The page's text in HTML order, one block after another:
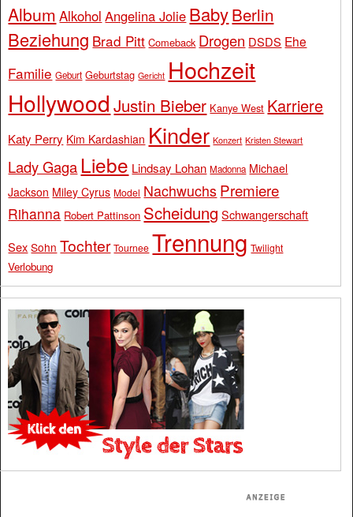
Album Alkohol Angelina Jolie BabyBerlin
Beziehung Brad Pitt Comeback Drogen DSDS Ehe
Familie Geburt Geburtstag Gericht Hochzeit
Hollywood Justin Bieber Kanye West Karriere
Katy Perry Kim Kardashian Kinder Konzert Kristen Stewart
Lady Gaga Liebe Lindsay Lohan Madonna Michael
Jackson Miley Cyrus Model Nachwuchs Premiere
Rihanna Robert Pattinson Scheidung Schwangerschaft
Sex Sohn Tochter Tournee Trennung Twilight
Verlobung